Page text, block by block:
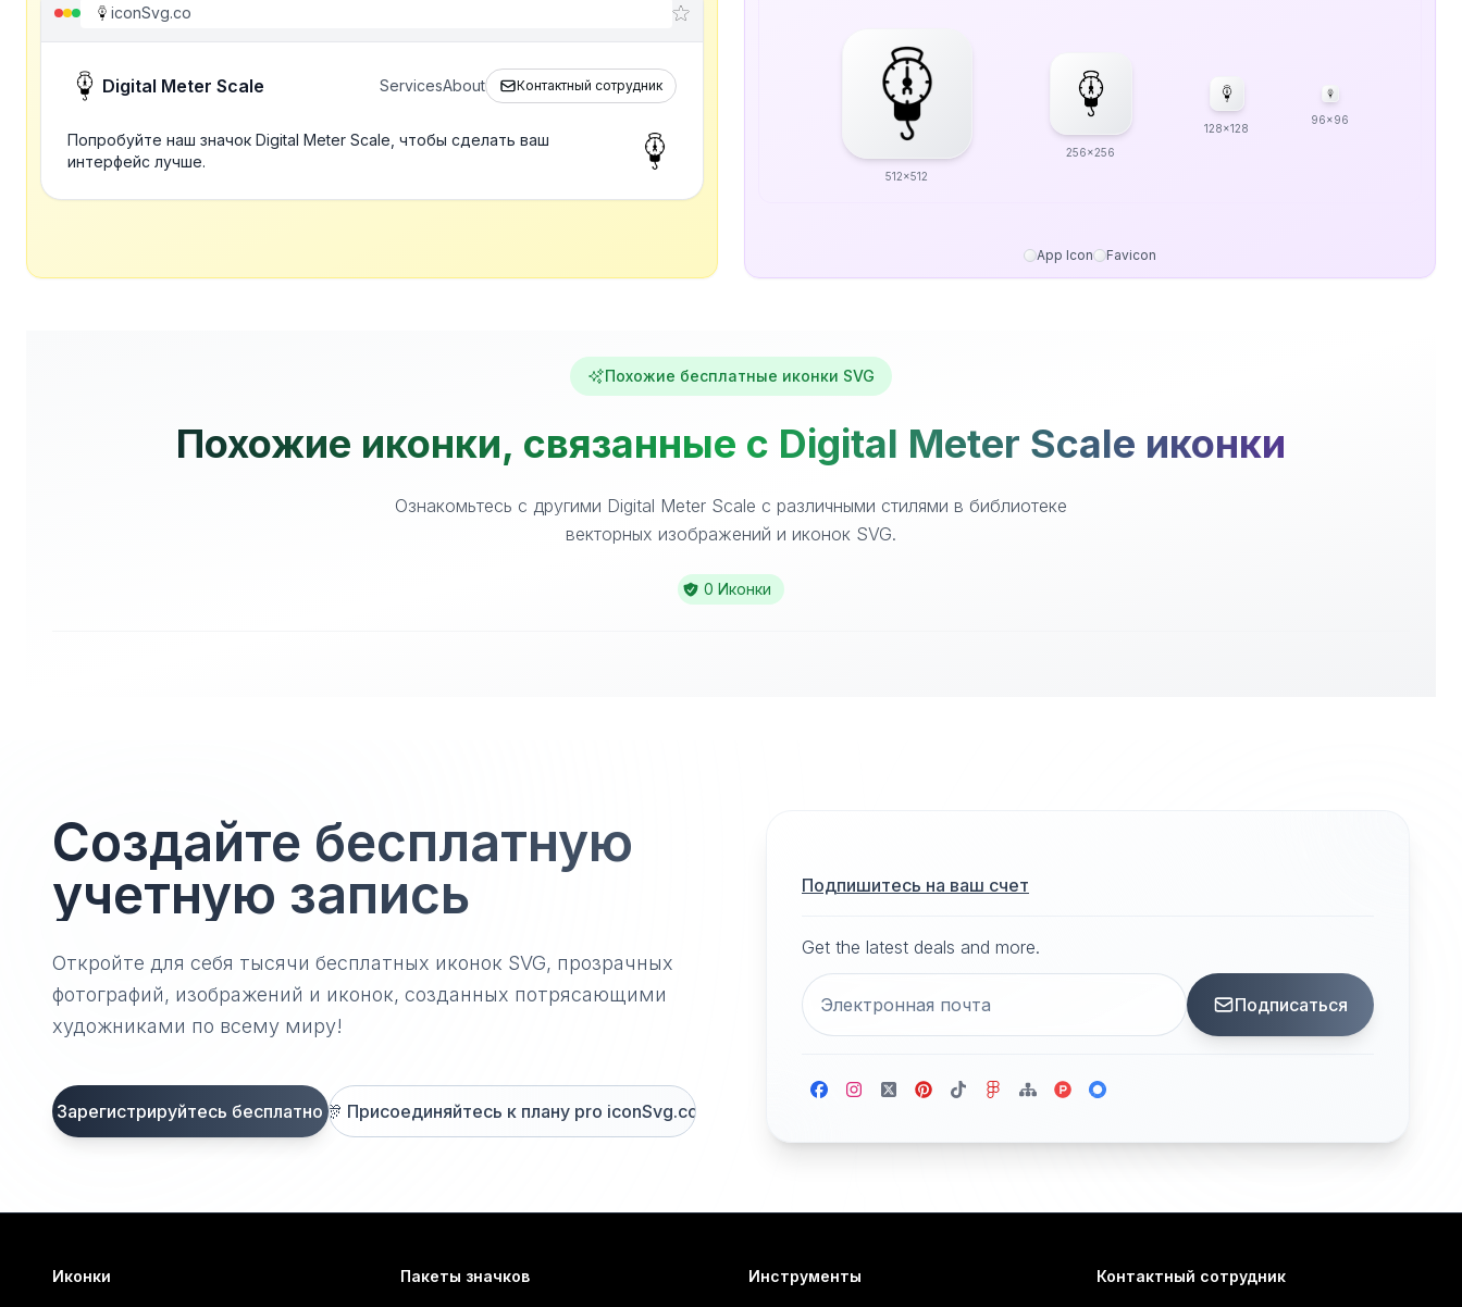
iconSvg.co
Digital Meter Scale ServicesAbout Контактный сотрудник
Попробуйте наш значок Digital Meter Scale, чтобы сделать ваш
интерфейс лучше.
512x512
256x256
128x128
96x96
App Icon Favicon
Похожие бесплатные иконки SVG
Похожие иконки, связанные с Digital Meter Scale иконки
Ознакомьтесь с другими Digital Meter Scale с различными стилями в библиотеке
векторных изображений и иконок SVG.
0 Иконки
Создайте бесплатную
учетную запись
Откройте для себя тысячи бесплатных иконок SVG, прозрачных
фотографий, изображений и иконок, созданных потрясающими
художниками по всему миру!
Зарегистрируйтесь бесплатно 🎊 Присоединяйтесь к плану pro iconSvg.co
Подпишитесь на ваш счет
Get the latest deals and more.
Подписаться
Иконки Пакеты значков Инструменты Контактный сотрудник